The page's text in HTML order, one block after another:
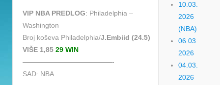
VIP NBA PREDLOG: Philadelphia –
Washington
Broj koševa Philadelphia/J.Embiid (24.5)
VIŠE 1,85 29 WIN
—————————————-
SAD: NBA
10.03.
2026
(NBA)
06.03.
2026
04.03.
2026